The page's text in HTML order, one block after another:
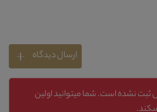
ارسال دیدگاه
نشده است. شما میتوانید اولین